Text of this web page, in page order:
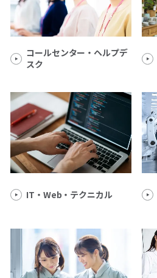
コールセンター・ヘルプデ
スク
IT・Web・テクニカル